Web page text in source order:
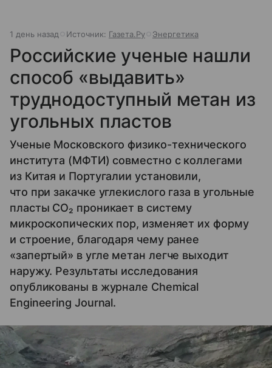
1 день назад Источник: Газета.Ру Энергетика
Российские ученые нашли
способ «выдавить»
труднодоступный метан из
угольных пластов
Ученые Московского физико-технического
института (МФТИ) совместно с коллегами
из Китая и Португалии установили,
что при закачке углекислого газа в угольные
пласты CO₂ проникает в систему
микроскопических пор, изменяет их форму
и строение, благодаря чему ранее
«запертый» в угле метан легче выходит
наружу. Результаты исследования
опубликованы в журнале Chemical
Engineering Journal.